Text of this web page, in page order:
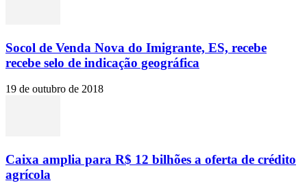
Socol de Venda Nova do Imigrante, ES, recebe
recebe selo de indicação geográfica
19 de outubro de 2018
Caixa amplia para R$ 12 bilhões a oferta de crédito
agrícola